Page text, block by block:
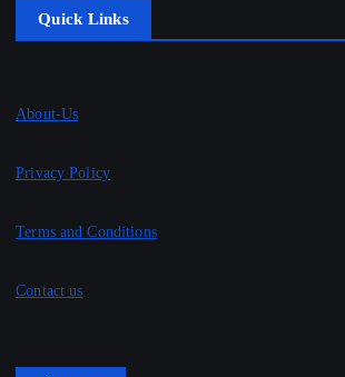
Quick Links
About-Us
Privacy Policy
Terms and Conditions
Contact us